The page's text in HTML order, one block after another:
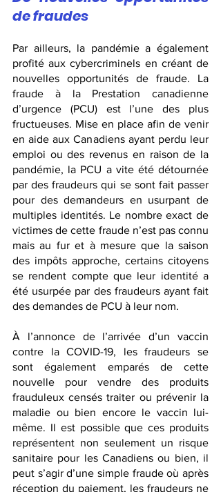
de fraudes
Par ailleurs, la pandémie a également
profité aux cybercriminels en créant de
nouvelles opportunités de fraude. La
fraude à la Prestation canadienne
d’urgence (PCU) est l’une des plus
fructueuses. Mise en place afin de venir
en aide aux Canadiens ayant perdu leur
emploi ou des revenus en raison de la
pandémie, la PCU a vite été détournée
par des fraudeurs qui se sont fait passer
pour des demandeurs en usurpant de
multiples identités. Le nombre exact de
victimes de cette fraude n’est pas connu
mais au fur et à mesure que la saison
des impôts approche, certains citoyens
se rendent compte que leur identité a
été usurpée par des fraudeurs ayant fait
des demandes de PCU à leur nom.
À l’annonce de l’arrivée d’un vaccin
contre la COVID-19, les fraudeurs se
sont également emparés de cette
nouvelle pour vendre des produits
frauduleux censés traiter ou prévenir la
maladie ou bien encore le vaccin lui-
même. Il est possible que ces produits
représentent non seulement un risque
sanitaire pour les Canadiens ou bien, il
peut s’agir d’une simple fraude où après
réception du paiement, les fraudeurs ne